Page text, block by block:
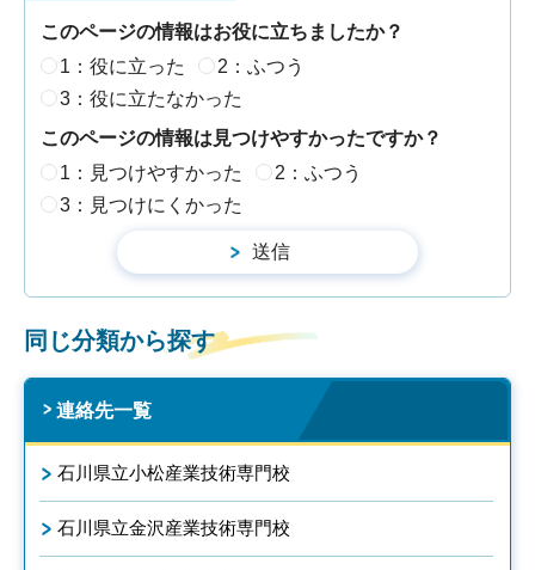
このページの情報はお役に立ちましたか？
1：役に立った
2：ふつう
3：役に立たなかった
このページの情報は見つけやすかったですか？
1：見つけやすかった
2：ふつう
3：見つけにくかった
同じ分類から探す
連絡先一覧
石川県立小松産業技術専門校
石川県立金沢産業技術専門校